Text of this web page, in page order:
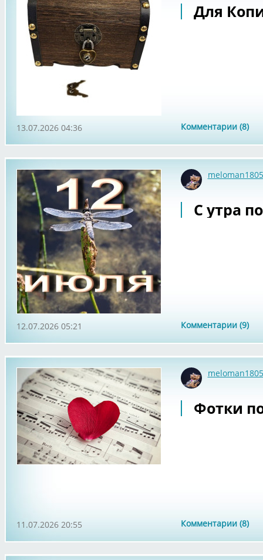
Для
Комментарии (8)
13.07.2026 04:36
meloman1805
С утра
Комментарии (9)
12.07.2026 05:21
meloman1805
Фотки
Комментарии (8)
11.07.2026 20:55